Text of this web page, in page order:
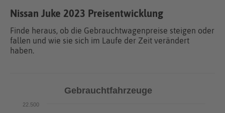
Nissan Juke 2023 Preisentwicklung
Finde heraus, ob die Gebrauchtwagenpreise steigen oder
fallen und wie sie sich im Laufe der Zeit verändert
haben.
Gebrauchtfahrzeuge
22.500